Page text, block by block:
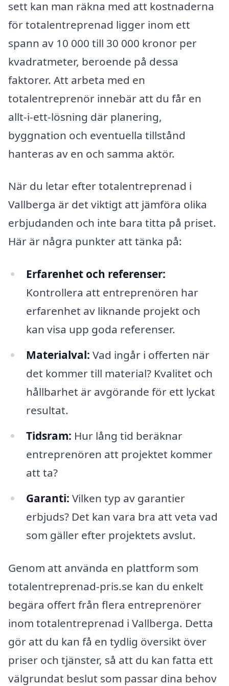
sett kan man räkna med att kostnaderna
för totalentreprenad ligger inom ett
spann av 10 000 till 30 000 kronor per
kvadratmeter, beroende på dessa
faktorer. Att arbeta med en
totalentreprenör innebär att du får en
allt-i-ett-lösning där planering,
byggnation och eventuella tillstånd
hanteras av en och samma aktör.
När du letar efter totalentreprenad i
Vallberga är det viktigt att jämföra olika
erbjudanden och inte bara titta på priset.
Här är några punkter att tänka på:
Erfarenhet och referenser:
Kontrollera att entreprenören har
erfarenhet av liknande projekt och
kan visa upp goda referenser.
Materialval: Vad ingår i offerten när
det kommer till material? Kvalitet och
hållbarhet är avgörande för ett lyckat
resultat.
Tidsram: Hur lång tid beräknar
entreprenören att projektet kommer
att ta?
Garanti: Vilken typ av garantier
erbjuds? Det kan vara bra att veta vad
som gäller efter projektets avslut.
Genom att använda en plattform som
totalentreprenad-pris.se kan du enkelt
begära offert från flera entreprenörer
inom totalentreprenad i Vallberga. Detta
gör att du kan få en tydlig översikt över
priser och tjänster, så att du kan fatta ett
välgrundat beslut som passar dina behov